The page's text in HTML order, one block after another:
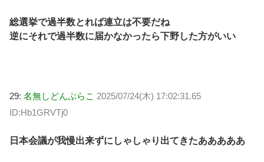
総選挙で過半数とれば連立は不要だね
逆にそれで過半数に届かなかったら下野した方がいい
29: 名無しどんぶらこ 2025/07/24(木) 17:02:31.65
ID:Hb1GRVTj0
日本会議が我慢出来ずにしゃしゃり出てきたあああああ